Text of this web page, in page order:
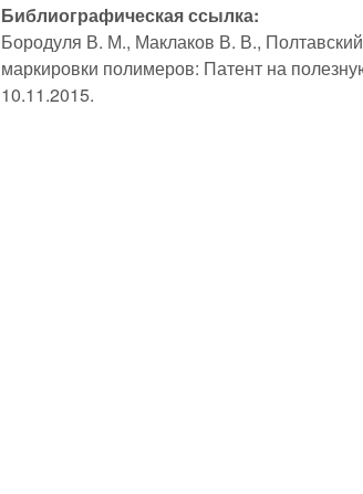
Библиографическая ссылка:
Бородуля В. М., Маклаков В. В.,
маркировки полимеров: Патент на
10.11.2015.